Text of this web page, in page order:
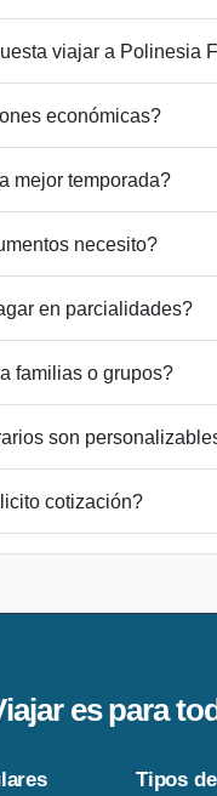
viajar a Polinesia
económicas?
mejor temporada?
necesito?
en parcialidades?
familias o grupos?
son
cotización?
es para
Tipos